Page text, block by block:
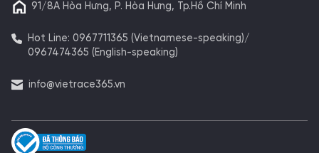
91/8A Hòa Hưng, P. Hòa Hưng, Tp.Hồ Chí Minh
Hot Line: 0967711365 (Vietnamese-speaking)/
0967474365 (English-speaking)
info@vietrace365.vn